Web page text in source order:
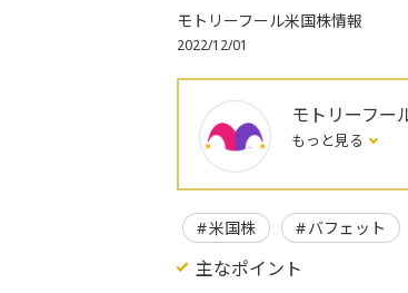
モトリーフール米国株情報
2022/12/01
モトリーフー
もっと見る
米国株 バフェット
主なポイント